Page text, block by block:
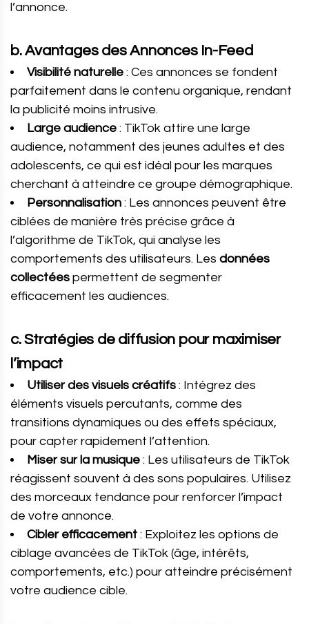
l’annonce.
b. Avantages des Annonces In-Feed
Visibilité naturelle : Ces annonces se fondent
parfaitement dans le contenu organique, rendant
la publicité moins intrusive.
Large audience : TikTok attire une large
audience, notamment des jeunes adultes et des
adolescents, ce qui est idéal pour les marques
cherchant à atteindre ce groupe démographique.
Personnalisation : Les annonces peuvent être
ciblées de manière très précise grâce à
l’algorithme de TikTok, qui analyse les
comportements des utilisateurs. Les données
collectées permettent de segmenter
efficacement les audiences.
c. Stratégies de diffusion pour maximiser
l’impact
Utiliser des visuels créatifs : Intégrez des
éléments visuels percutants, comme des
transitions dynamiques ou des effets spéciaux,
pour capter rapidement l’attention.
Miser sur la musique : Les utilisateurs de TikTok
réagissent souvent à des sons populaires. Utilisez
des morceaux tendance pour renforcer l’impact
de votre annonce.
Cibler efficacement : Exploitez les options de
ciblage avancées de TikTok (âge, intérêts,
comportements, etc.) pour atteindre précisément
votre audience cible.